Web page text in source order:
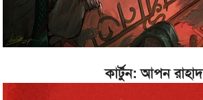
কার্টুন: আপন রাহাদ